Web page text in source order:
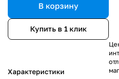
В корзину
Купить в 1 клик
Характеристики